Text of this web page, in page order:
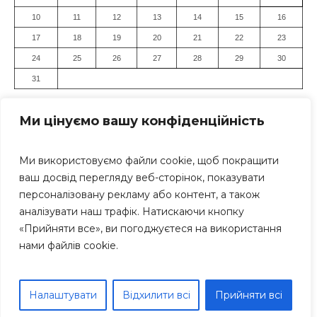
Ми цінуємо вашу конфіденційність
Ми використовуємо файли cookie, щоб покращити
ваш досвід перегляду веб-сторінок, показувати
персоналізовану рекламу або контент, а також
аналізувати наш трафік. Натискаючи кнопку
«Прийняти все», ви погоджуєтеся на використання
нами файлів cookie.
Налаштувати Відхилити всі Прийняти всі
10 11 12 13 14 15 16
17 18 19 20 21 22 23
24 25 26 27 28 29 30
31
Засновник: Громадська організація "Дніпровський Прес-
Клуб" Всі права захищені. Використання матеріалів
інтернет-видань - гіперпосилання) на «Дніпро Інформ»
Дніпро Інформ © 1999-2025 рр; Тел.: +38 (063) 271-17-71
E-mail: dniproinform1999@gmail.com